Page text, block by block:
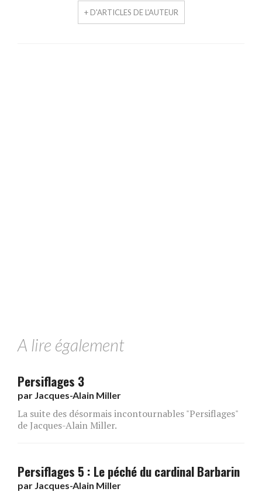
+ D'ARTICLES DE L'AUTEUR
A lire également
Persiflages 3
par Jacques-Alain Miller
La suite des désormais incontournables "Persiflages"
de Jacques-Alain Miller.
Persiflages 5 : Le péché du cardinal Barbarin
par Jacques-Alain Miller